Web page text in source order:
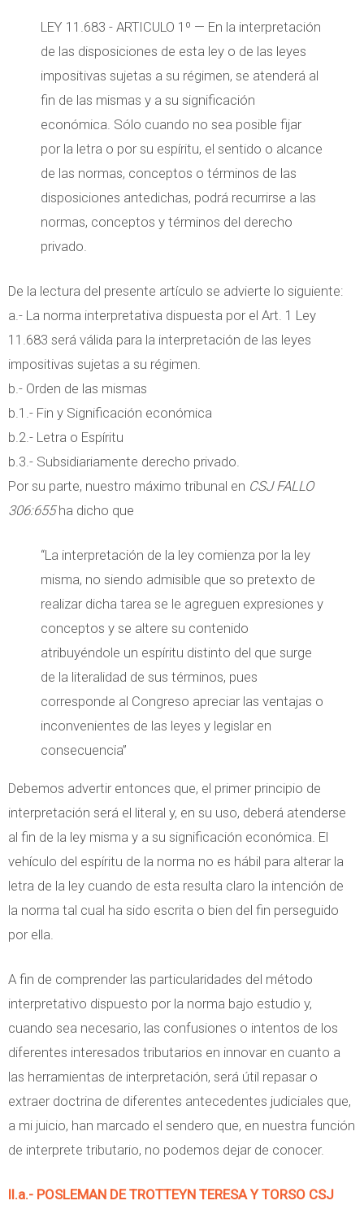
LEY 11.683 - ARTICULO 1º — En la interpretación
de las disposiciones de esta ley o de las leyes
impositivas sujetas a su régimen, se atenderá al
fin de las mismas y a su significación
económica. Sólo cuando no sea posible fijar
por la letra o por su espíritu, el sentido o alcance
de las normas, conceptos o términos de las
disposiciones antedichas, podrá recurrirse a las
normas, conceptos y términos del derecho
privado.
De la lectura del presente artículo se advierte lo siguiente:
a.- La norma interpretativa dispuesta por el Art. 1 Ley
11.683 será válida para la interpretación de las leyes
impositivas sujetas a su régimen.
b.- Orden de las mismas
b.1.- Fin y Significación económica
b.2.- Letra o Espíritu
b.3.- Subsidiariamente derecho privado.
Por su parte, nuestro máximo tribunal en CSJ FALLO
306:655ha dicho que
“La interpretación de la ley comienza por la ley
misma, no siendo admisible que so pretexto de
realizar dicha tarea se le agreguen expresiones y
conceptos y se altere su contenido
atribuyéndole un espíritu distinto del que surge
de la literalidad de sus términos, pues
corresponde al Congreso apreciar las ventajas o
inconvenientes de las leyes y legislar en
consecuencia”
Debemos advertir entonces que, el primer principio de
interpretación será el literal y, en su uso, deberá atenderse
al fin de la ley misma y a su significación económica. El
vehículo del espíritu de la norma no es hábil para alterar la
letra de la ley cuando de esta resulta claro la intención de
la norma tal cual ha sido escrita o bien del fin perseguido
por ella.
A fin de comprender las particularidades del método
interpretativo dispuesto por la norma bajo estudio y,
cuando sea necesario, las confusiones o intentos de los
diferentes interesados tributarios en innovar en cuanto a
las herramientas de interpretación, será útil repasar o
extraer doctrina de diferentes antecedentes judiciales que,
a mi juicio, han marcado el sendero que, en nuestra función
de interprete tributario, no podemos dejar de conocer.
II.a.- POSLEMAN DE TROTTEYN TERESA Y TORSO CSJ